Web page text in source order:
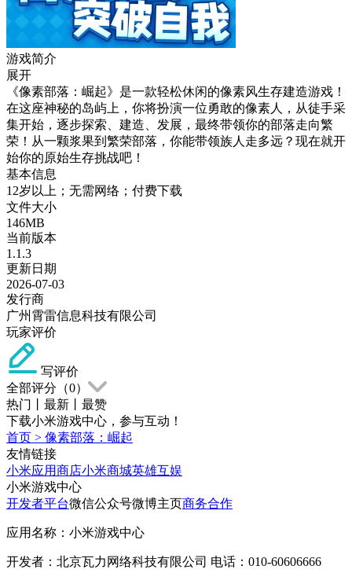
游戏简介
展开
《像素部落：崛起》是一款轻松休闲的像素风生存建造游戏！
在这座神秘的岛屿上，你将扮演一位勇敢的像素人，从徒手采
集开始，逐步探索、建造、发展，最终带领你的部落走向繁
荣！从一颗浆果到繁荣部落，你能带领族人走多远？现在就开
始你的原始生存挑战吧！
基本信息
12岁以上；无需网络；付费下载
文件大小
146MB
当前版本
1.1.3
更新日期
2026-07-03
发行商
广州霄雷信息科技有限公司
玩家评价
写评价
全部评分（0）
热门
最新
最赞
下载小米游戏中心，参与互动！
首页 > 像素部落：崛起
友情链接
小米应用商店小米商城英雄互娱
小米游戏中心
开发者平台微信公众号微博主页商务合作
应用名称：小米游戏中心
开发者：北京瓦力网络科技有限公司 电话：010-60606666